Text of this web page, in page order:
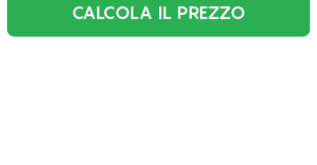
CALCOLA IL PREZZO